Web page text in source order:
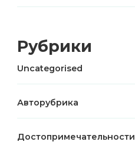
Рубрики
Uncategorised
Авторубрика
Достопримечательности